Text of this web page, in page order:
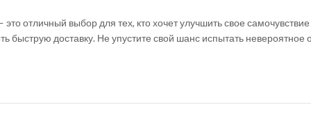
отличный выбор для тех, кто хочет улучшить свое
быструю доставку. Не упустите свой шанс испытать